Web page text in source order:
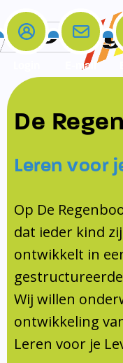
Home
De school
Opleiding en
KomKids
Ouderraad
Documentatie
Formulieren
Ouders
Ouders
Contact
Contact
Contact
E-mail
De
Leren voor
Op De
dat ieder kind
ontwikkelt in
Wij willen
ontwikkeling
Leren voor je